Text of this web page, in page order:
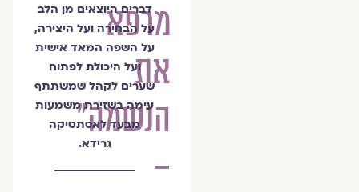
מרפא
את
הנשמה״
–
דברים היוצאים מן הלב
על הבחירה ועל היצירה,
על השפה המאד אישית
ועל היכולת לפתוח
שערים לקהל שמשתתף
עימה בשזירת משמעות
מבעד לאסתטיקה
גרידא.